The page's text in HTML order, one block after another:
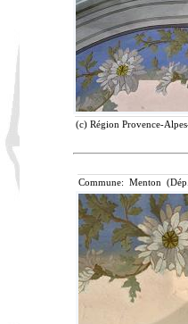
(c) Région Provence-
Commune: Menton